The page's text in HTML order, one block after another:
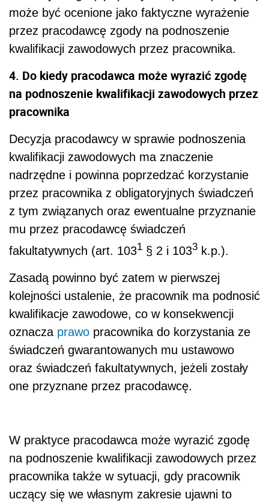
może być ocenione jako faktyczne wyrażenie
przez pracodawcę zgody na podnoszenie
kwalifikacji zawodowych przez pracownika.
4. Do kiedy pracodawca może wyrazić zgodę
na podnoszenie kwalifikacji zawodowych przez
pracownika
Decyzja pracodawcy w sprawie podnoszenia
kwalifikacji zawodowych ma znaczenie
nadrzędne i powinna poprzedzać korzystanie
przez pracownika z obligatoryjnych świadczeń
z tym związanych oraz ewentualne przyznanie
mu przez pracodawcę świadczeń
fakultatywnych (art. 1031 § 2 i 1033 k.p.).
Zasadą powinno być zatem w pierwszej
kolejności ustalenie, że pracownik ma podnosić
kwalifikacje zawodowe, co w konsekwencji
oznacza prawo pracownika do korzystania ze
świadczeń gwarantowanych mu ustawowo
oraz świadczeń fakultatywnych, jeżeli zostały
one przyznane przez pracodawcę.
W praktyce pracodawca może wyrazić zgodę
na podnoszenie kwalifikacji zawodowych przez
pracownika także w sytuacji, gdy pracownik
uczący się we własnym zakresie ujawni to